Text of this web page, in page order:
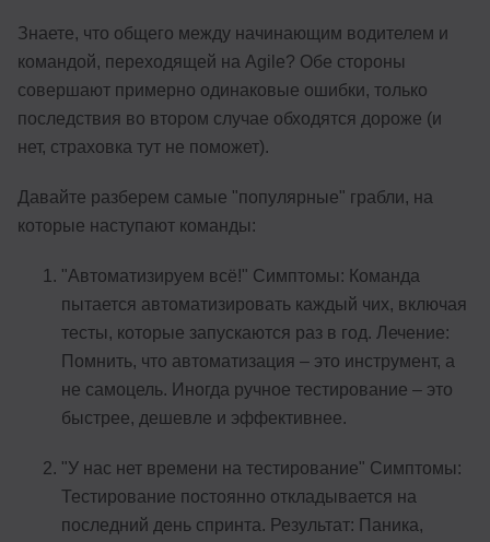
Знаете, что общего между начинающим водителем и
командой, переходящей на Agile? Обе стороны
совершают примерно одинаковые ошибки, только
последствия во втором случае обходятся дороже (и
нет, страховка тут не поможет).
Давайте разберем самые "популярные" грабли, на
которые наступают команды:
"Автоматизируем всё!" Симптомы: Команда
пытается автоматизировать каждый чих, включая
тесты, которые запускаются раз в год. Лечение:
Помнить, что автоматизация – это инструмент, а
не самоцель. Иногда ручное тестирование – это
быстрее, дешевле и эффективнее.
"У нас нет времени на тестирование" Симптомы:
Тестирование постоянно откладывается на
последний день спринта. Результат: Паника,